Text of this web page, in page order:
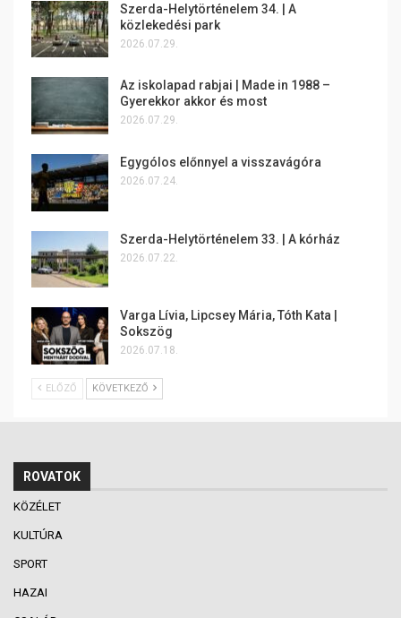
Szerda-Helytörténelem 34. | A
közlekedési park
2026.07.29.
Az iskolapad rabjai | Made in 1988 –
Gyerekkor akkor és most
2026.07.29.
Egygólos előnnyel a visszavágóra
2026.07.24.
Szerda-Helytörténelem 33. | A kórház
2026.07.22.
Varga Lívia, Lipcsey Mária, Tóth Kata |
Sokszög
2026.07.18.
ELŐZŐ KÖVETKEZŐ
ROVATOK
KÖZÉLET
KULTÚRA
SPORT
HAZAI